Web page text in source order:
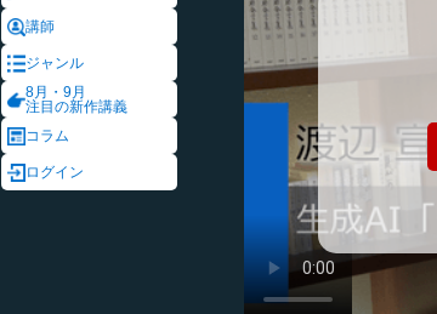
講師
ジャンル
8月・9月
注目の新作講義
コラム
ログイン